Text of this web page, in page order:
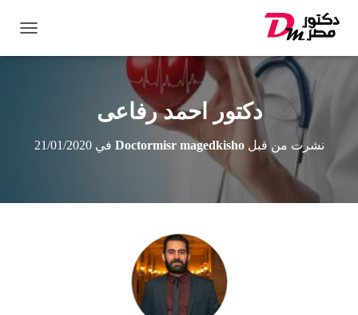
ب
دكتور احمد رفاعى
نشرت من قبلDoctormisr magedkisho في21/01/2020